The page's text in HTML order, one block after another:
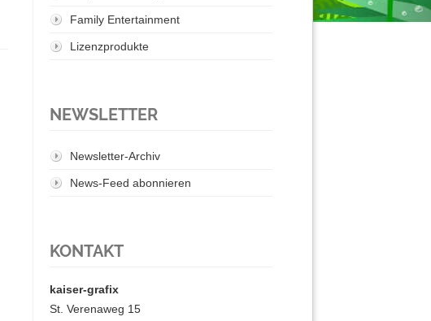
Family Entertainment
Lizenzprodukte
NEWSLETTER
Newsletter-Archiv
News-Feed abonnieren
KONTAKT
kaiser-grafix
St. Verenaweg 15